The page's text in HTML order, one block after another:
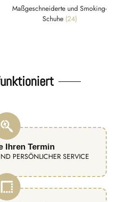
Maßgeschneiderte und Smoking-
Schuhe (24)
Ihren Termin
PERSÖNLICHER SERVICE